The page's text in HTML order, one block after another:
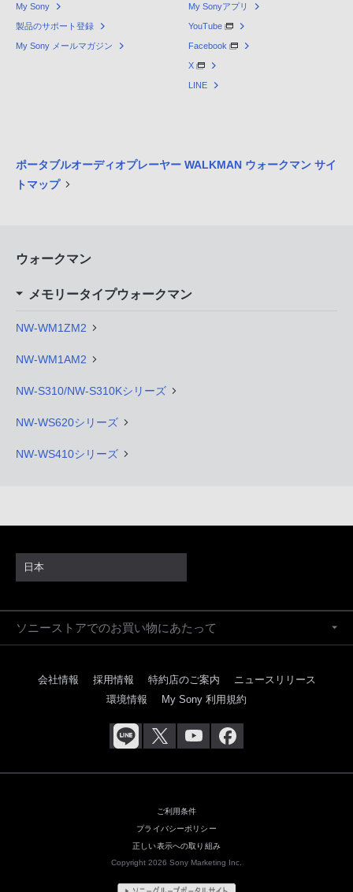
My Sony
製品のサポート登録
My Sony メールマガジン
My Sonyアプリ
YouTube
Facebook
X
LINE
ポータブルオーディオプレーヤー WALKMAN ウォークマン サイ
トマップ
ウォークマン
メモリータイプウォークマン
NW-WM1ZM2
NW-WM1AM2
NW-S310/NW-S310Kシリーズ
NW-WS620シリーズ
NW-WS410シリーズ
日本
ソニーストアでのお買い物にあたって
会社情報 採用情報 特約店のご案内
ニュースリリース
環境情報
My Sony 利用規約
ご利用条件
プライバシーポリシー
正しい表示への取り組み
Copyright 2026 Sony Marketing Inc.